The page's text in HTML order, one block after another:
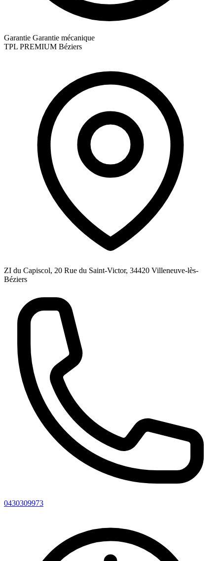
Garantie Garantie mécanique
TPL PREMIUM Béziers
ZI du Capiscol, 20 Rue du Saint-Victor, 34420 Villeneuve-lès-
Béziers
0430309973